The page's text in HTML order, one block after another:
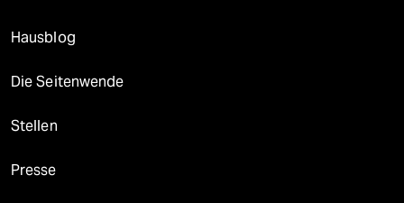
Hausblog
Die Seitenwende
Stellen
Presse